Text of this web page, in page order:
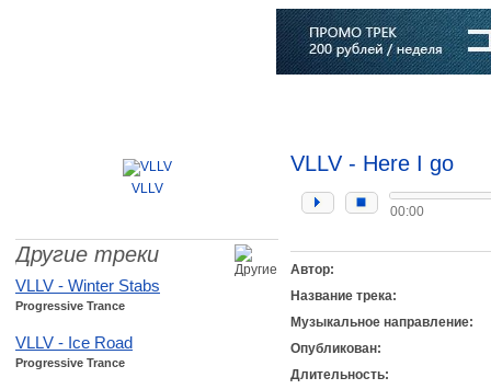
VLLV
Другие треки
VLLV - Winter Stabs
Progressive Trance
VLLV - Ice Road
Progressive Trance
VLLV - Here I go
00:00
Автор:
Название трека:
Музыкальное направление:
Опубликован:
Длительность: